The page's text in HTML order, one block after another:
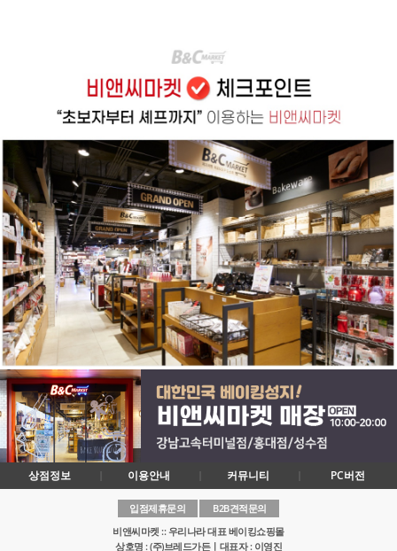
상점정보 이용안내 커뮤니티 PC버전
입점제휴문의
B2B견적문의
비앤씨마켓 :: 우리나라 대표 베이킹쇼핑몰
상호명 : (주)브레드가든ㅣ대표자 : 이영진